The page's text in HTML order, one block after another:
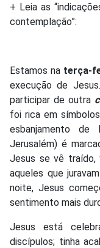
+ Leia as
contemplação”:
Estamos na terça-
execução de
participar de outra
foi rica em
esbanjamento
Jerusalém) é
Jesus se vê traído,
aqueles que
noite, Jesus
sentimento mais
Jesus está
discípulos; tinha